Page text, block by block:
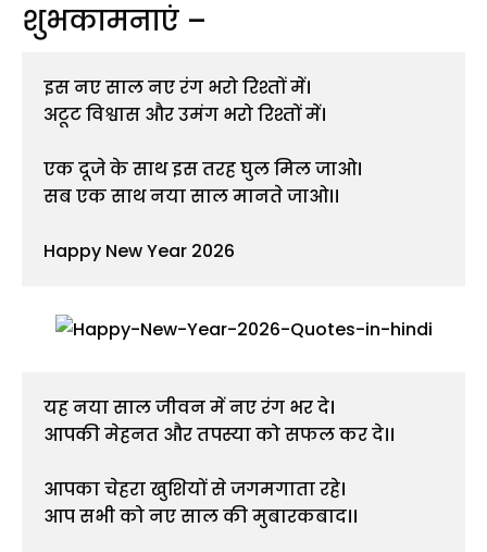
शुभकामनाएं –
इस नए साल नए रंग भरो रिश्तों में।
अटूट विश्वास और उमंग भरो रिश्तों में।
एक दूजे के साथ इस तरह घुल मिल जाओ।
सब एक साथ नया साल मानते जाओ।।
Happy New Year 2026
यह नया साल जीवन में नए रंग भर दे।
आपकी मेहनत और तपस्या को सफल कर दे।।
आपका चेहरा खुशियों से जगमगाता रहे।
आप सभी को नए साल की मुबारकबाद।।